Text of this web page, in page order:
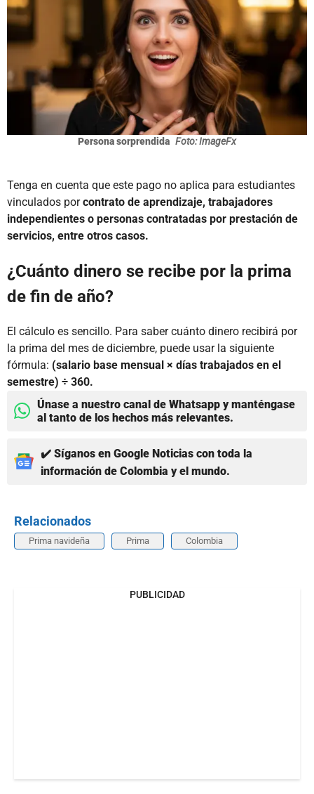
Persona sorprendida Foto: ImageFx
Tenga en cuenta que este pago no aplica para estudiantes
vinculados porcontrato de aprendizaje, trabajadores
independientes o personas contratadas por prestación de
servicios, entre otros casos.
¿Cuánto dinero se recibe por la prima
de fin de año?
El cálculo es sencillo. Para saber cuánto dinero recibirá por
la prima del mes de diciembre, puede usar la siguiente
fórmula: (salario base mensual × días trabajados en el
semestre) ÷ 360.
Únase a nuestro canal de Whatsapp y manténgase
al tanto de los hechos más relevantes.
✔️ Síganos en Google Noticias con toda la
información de Colombia y el mundo.
Relacionados
Prima navideña Prima Colombia
PUBLICIDAD